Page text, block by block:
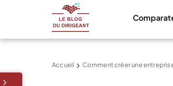
Accueil Comment créer une